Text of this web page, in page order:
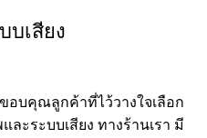
บเสียง
อบคุณลูกค้าที่ไว้วางใจเลือก
ะระบบเสียง ทางร้านเรา มี